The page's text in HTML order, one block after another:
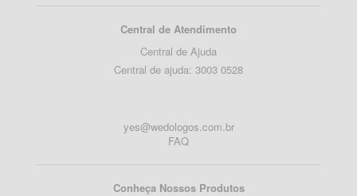
Central de Atendimento
Central de Ajuda
Central de ajuda: 3003 0528
yes@wedologos.com.br
FAQ
Conheça Nossos Produtos